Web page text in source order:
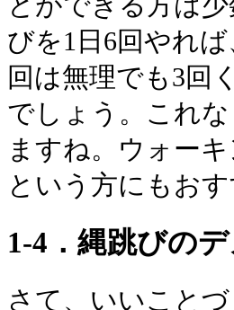
びを1日6回やれ
回は無理でも3回
でしょう。これ
ますね。ウォー
という方にもおす
1-4．縄跳びの
さて、いいこと